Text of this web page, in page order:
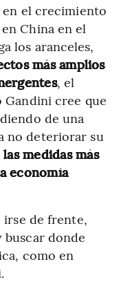
el crecimiento
China en el
los aranceles,
más amplios
, el
cree que
de una
no deteriorar su
medidas más
economía
irse de frente,
donde
como en